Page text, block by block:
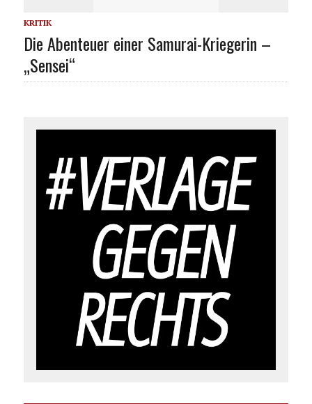
KRITIK
Die Abenteuer einer Samurai-Kriegerin –
„Sensei“